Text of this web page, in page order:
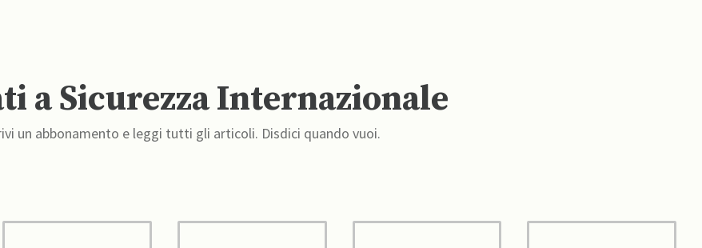
a Sicurezza Internazionale
un abbonamento e leggi tutti gli articoli. Disdici quando vuoi.